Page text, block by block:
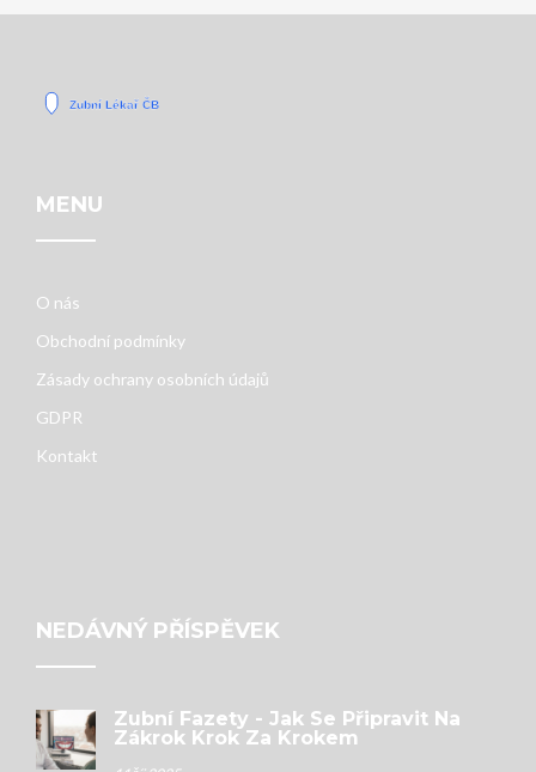
MENU
O nás
Obchodní podmínky
Zásady ochrany osobních údajů
GDPR
Kontakt
NEDÁVNÝ PŘÍSPĚVEK
Zubní Fazety - Jak Se Připravit Na
Zákrok Krok Za Krokem